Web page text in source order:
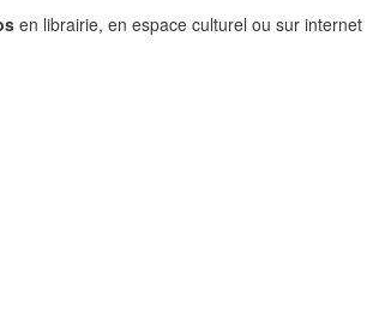
en librairie, en espace culturel ou sur internet